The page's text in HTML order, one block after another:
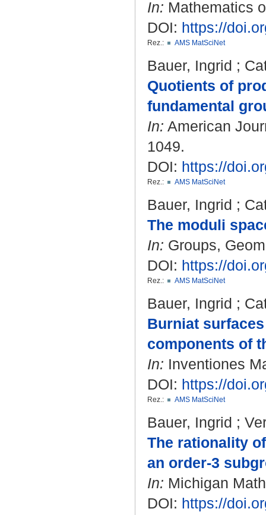
In: Mathematics
DOI: https://
Rez.: AMS MatSciNet
Bauer, Ingrid ;
Quotients of
fundamental
In: American
1049.
DOI: https://
Rez.: AMS MatSciNet
Bauer, Ingrid ;
The moduli
In: Groups,
DOI: https://
Rez.: AMS MatSciNet
Bauer, Ingrid ;
Burniat
components of
In: Inventiones
DOI: https://
Rez.: AMS MatSciNet
Bauer, Ingrid ;
The rationality
an order-3
In: Michigan
DOI: https://